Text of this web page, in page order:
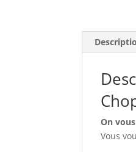
On
Vous